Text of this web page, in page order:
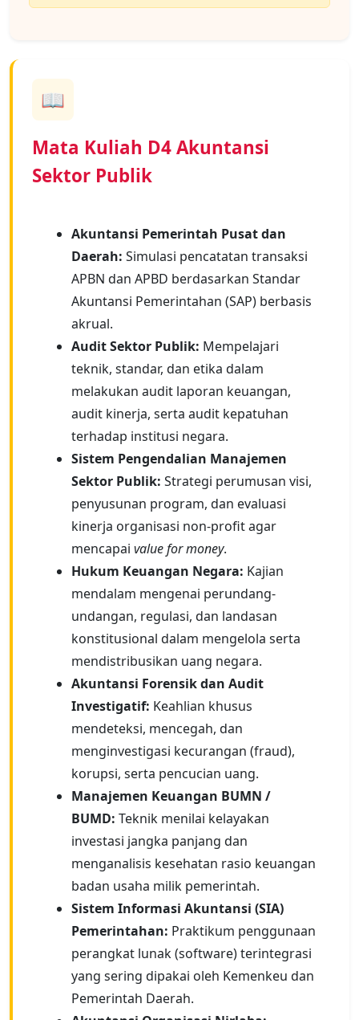
📖
Mata Kuliah D4 Akuntansi
Sektor Publik
Akuntansi Pemerintah Pusat dan
Daerah: Simulasi pencatatan transaksi
APBN dan APBD berdasarkan Standar
Akuntansi Pemerintahan (SAP) berbasis
akrual.
Audit Sektor Publik: Mempelajari
teknik, standar, dan etika dalam
melakukan audit laporan keuangan,
audit kinerja, serta audit kepatuhan
terhadap institusi negara.
Sistem Pengendalian Manajemen
Sektor Publik: Strategi perumusan visi,
penyusunan program, dan evaluasi
kinerja organisasi non-profit agar
mencapai value for money.
Hukum Keuangan Negara: Kajian
mendalam mengenai perundang-
undangan, regulasi, dan landasan
konstitusional dalam mengelola serta
mendistribusikan uang negara.
Akuntansi Forensik dan Audit
Investigatif: Keahlian khusus
mendeteksi, mencegah, dan
menginvestigasi kecurangan (fraud),
korupsi, serta pencucian uang.
Manajemen Keuangan BUMN /
BUMD: Teknik menilai kelayakan
investasi jangka panjang dan
menganalisis kesehatan rasio keuangan
badan usaha milik pemerintah.
Sistem Informasi Akuntansi (SIA)
Pemerintahan: Praktikum penggunaan
perangkat lunak (software) terintegrasi
yang sering dipakai oleh Kemenkeu dan
Pemerintah Daerah.